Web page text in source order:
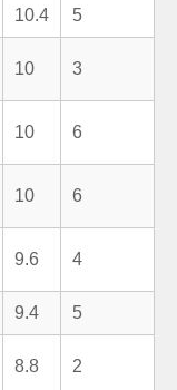
10.4 5
10 3
10 6
10 6
9.6 4
9.4 5
8.8 2